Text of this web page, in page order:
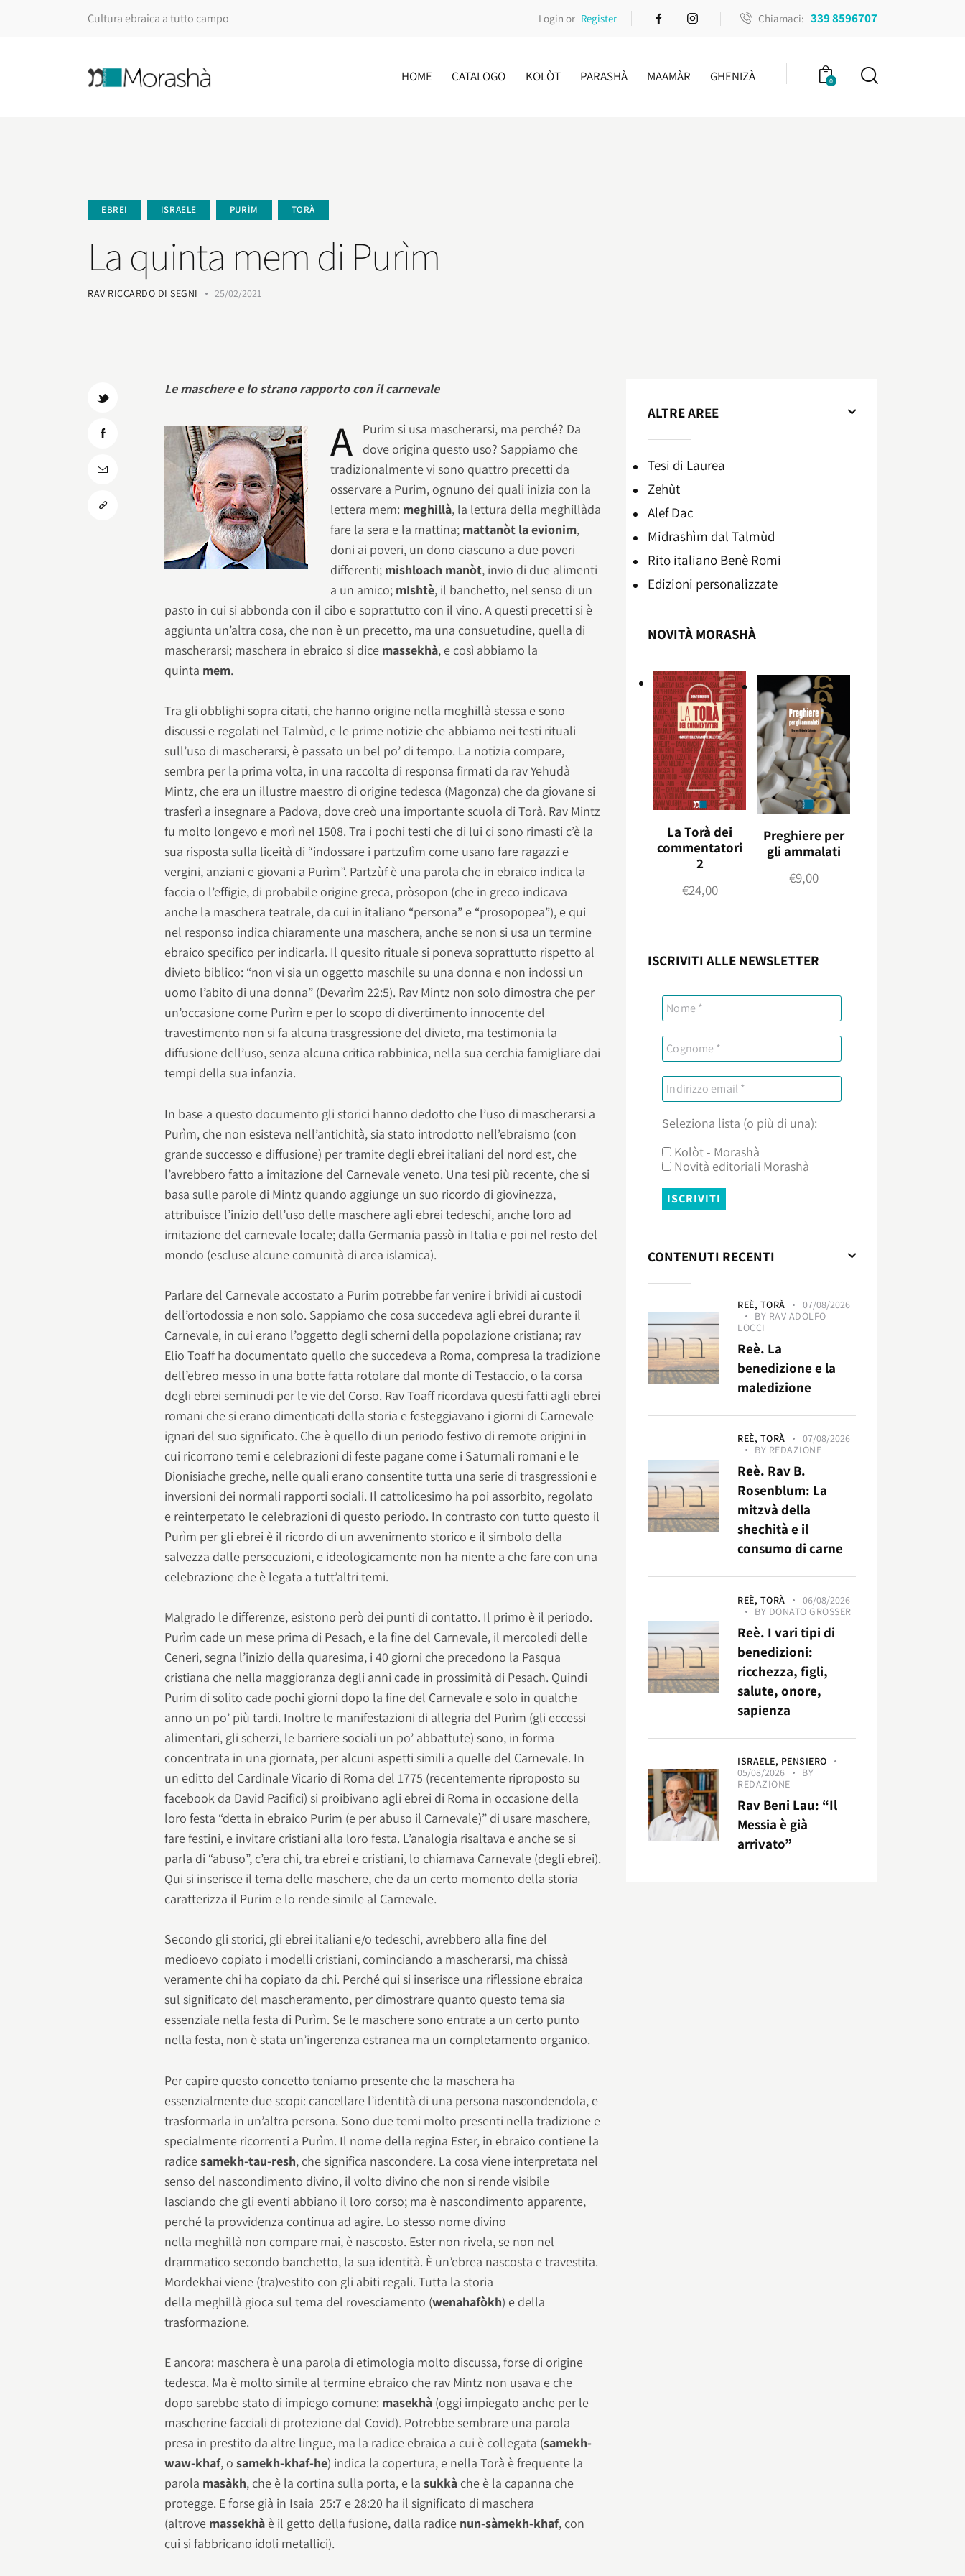
Cultura ebraica a tutto campo Login or Register Chiamaci: 339 8596707
HOME CATALOGO KOLÒT PARASHÀ MAAMÀR GHENIZÀ 0
EBREI ISRAELE PURÌM TORÀ
La quinta mem di Purìm
RAV RICCARDO DI SEGNI 25/02/2021
Le maschere e lo strano rapporto con il carnevale
A
Purim si usa mascherarsi, ma perché? Da
dove origina questo uso? Sappiamo che
tradizionalmente vi sono quattro precetti da
osservare a Purim, ognuno dei quali inizia con la
lettera mem: meghillà, la lettura della meghillàda
fare la sera e la mattina; mattanòt la evionim,
doni ai poveri, un dono ciascuno a due poveri
differenti; mishloach manòt, invio di due alimenti
a un amico; mIshtè, il banchetto, nel senso di un
pasto in cui si abbonda con il cibo e soprattutto con il vino. A questi precetti si è
aggiunta un’altra cosa, che non è un precetto, ma una consuetudine, quella di
mascherarsi; maschera in ebraico si dice massekhà, e così abbiamo la
quinta mem.
Tra gli obblighi sopra citati, che hanno origine nella meghillà stessa e sono
discussi e regolati nel Talmùd, e le prime notizie che abbiamo nei testi rituali
sull’uso di mascherarsi, è passato un bel po’ di tempo. La notizia compare,
sembra per la prima volta, in una raccolta di responsa firmati da rav Yehudà
Mintz, che era un illustre maestro di origine tedesca (Magonza) che da giovane si
trasferì a insegnare a Padova, dove creò una importante scuola di Torà. Rav Mintz
fu molto longevo e morì nel 1508. Tra i pochi testi che di lui ci sono rimasti c’è la
sua risposta sulla liceità di “indossare i partzufìm come usano fare ragazzi e
vergini, anziani e giovani a Purìm”. Partzùf è una parola che in ebraico indica la
faccia o l’effigie, di probabile origine greca, pròsopon (che in greco indicava
anche la maschera teatrale, da cui in italiano “persona” e “prosopopea”), e qui
nel responso indica chiaramente una maschera, anche se non si usa un termine
ebraico specifico per indicarla. Il quesito rituale si poneva soprattutto rispetto al
divieto biblico: “non vi sia un oggetto maschile su una donna e non indossi un
uomo l’abito di una donna” (Devarìm 22:5). Rav Mintz non solo dimostra che per
un’occasione come Purìm e per lo scopo di divertimento innocente del
travestimento non si fa alcuna trasgressione del divieto, ma testimonia la
diffusione dell’uso, senza alcuna critica rabbinica, nella sua cerchia famigliare dai
tempi della sua infanzia.
In base a questo documento gli storici hanno dedotto che l’uso di mascherarsi a
Purìm, che non esisteva nell’antichità, sia stato introdotto nell’ebraismo (con
grande successo e diffusione) per tramite degli ebrei italiani del nord est, che
l’avrebbero fatto a imitazione del Carnevale veneto. Una tesi più recente, che si
basa sulle parole di Mintz quando aggiunge un suo ricordo di giovinezza,
attribuisce l’inizio dell’uso delle maschere agli ebrei tedeschi, anche loro ad
imitazione del carnevale locale; dalla Germania passò in Italia e poi nel resto del
mondo (escluse alcune comunità di area islamica).
Parlare del Carnevale accostato a Purim potrebbe far venire i brividi ai custodi
dell’ortodossia e non solo. Sappiamo che cosa succedeva agli ebrei durante il
Carnevale, in cui erano l’oggetto degli scherni della popolazione cristiana; rav
Elio Toaff ha documentato quello che succedeva a Roma, compresa la tradizione
dell’ebreo messo in una botte fatta rotolare dal monte di Testaccio, o la corsa
degli ebrei seminudi per le vie del Corso. Rav Toaff ricordava questi fatti agli ebrei
romani che si erano dimenticati della storia e festeggiavano i giorni di Carnevale
ignari del suo significato. Che è quello di un periodo festivo di remote origini in
cui ricorrono temi e celebrazioni di feste pagane come i Saturnali romani e le
Dionisiache greche, nelle quali erano consentite tutta una serie di trasgressioni e
inversioni dei normali rapporti sociali. Il cattolicesimo ha poi assorbito, regolato
e reinterpetato le celebrazioni di questo periodo. In contrasto con tutto questo il
Purìm per gli ebrei è il ricordo di un avvenimento storico e il simbolo della
salvezza dalle persecuzioni, e ideologicamente non ha niente a che fare con una
celebrazione che è legata a tutt’altri temi.
Malgrado le differenze, esistono però dei punti di contatto. Il primo è il periodo.
Purìm cade un mese prima di Pesach, e la fine del Carnevale, il mercoledi delle
Ceneri, segna l’inizio della quaresima, i 40 giorni che precedono la Pasqua
cristiana che nella maggioranza degli anni cade in prossimità di Pesach. Quindi
Purim di solito cade pochi giorni dopo la fine del Carnevale e solo in qualche
anno un po’ più tardi. Inoltre le manifestazioni di allegria del Purìm (gli eccessi
alimentari, gli scherzi, le barriere sociali un po’ abbattute) sono, in forma
concentrata in una giornata, per alcuni aspetti simili a quelle del Carnevale. In
un editto del Cardinale Vicario di Roma del 1775 (recentemente riproposto su
facebook da David Pacifici) si proibivano agli ebrei di Roma in occasione della
loro festa “detta in ebraico Purim (e per abuso il Carnevale)” di usare maschere,
fare festini, e invitare cristiani alla loro festa. L’analogia risaltava e anche se si
parla di “abuso”, c’era chi, tra ebrei e cristiani, lo chiamava Carnevale (degli ebrei).
Qui si inserisce il tema delle maschere, che da un certo momento della storia
caratterizza il Purim e lo rende simile al Carnevale.
Secondo gli storici, gli ebrei italiani e/o tedeschi, avrebbero alla fine del
medioevo copiato i modelli cristiani, cominciando a mascherarsi, ma chissà
veramente chi ha copiato da chi. Perché qui si inserisce una riflessione ebraica
sul significato del mascheramento, per dimostrare quanto questo tema sia
essenziale nella festa di Purìm. Se le maschere sono entrate a un certo punto
nella festa, non è stata un’ingerenza estranea ma un completamento organico.
Per capire questo concetto teniamo presente che la maschera ha
essenzialmente due scopi: cancellare l’identità di una persona nascondendola, e
trasformarla in un’altra persona. Sono due temi molto presenti nella tradizione e
specialmente ricorrenti a Purìm. Il nome della regina Ester, in ebraico contiene la
radicesamekh-tau-resh, che significa nascondere. La cosa viene interpretata nel
senso del nascondimento divino, il volto divino che non si rende visibile
lasciando che gli eventi abbiano il loro corso; ma è nascondimento apparente,
perché la provvidenza continua ad agire. Lo stesso nome divino
nella meghillà non compare mai, è nascosto. Ester non rivela, se non nel
drammatico secondo banchetto, la sua identità. È un’ebrea nascosta e travestita.
Mordekhai viene (tra)vestito con gli abiti regali. Tutta la storia
della meghillà gioca sul tema del rovesciamento (wenahafòkh) e della
trasformazione.
E ancora: maschera è una parola di etimologia molto discussa, forse di origine
tedesca. Ma è molto simile al termine ebraico che rav Mintz non usava e che
dopo sarebbe stato di impiego comune: masekhà (oggi impiegato anche per le
mascherine facciali di protezione dal Covid). Potrebbe sembrare una parola
presa in prestito da altre lingue, ma la radice ebraica a cui è collegata (samekh-
waw-khaf, osamekh-khaf-he) indica la copertura, e nella Torà è frequente la
parola masàkh, che è la cortina sulla porta, e lasukkà che è la capanna che
protegge. E forse già in Isaia 25:7 e 28:20 ha il significato di maschera
(altrove massekhà è il getto della fusione, dalla radice nun-sàmekh-khaf, con
cui si fabbricano idoli metallici).
ALTRE AREE
Tesi di Laurea
Zehùt
Alef Dac
Midrashìm dal Talmùd
Rito italiano Benè Romi​
Edizioni personalizzate
NOVITÀ MORASHÀ
La Torà dei
commentatori
2
€24,00
Preghiere per
gli ammalati
€9,00
ISCRIVITI ALLE NEWSLETTER
Seleziona lista (o più di una):
Kolòt - Morashà
Novità editoriali Morashà
CONTENUTI RECENTI
REÈ, TORÀ
07/08/2026
BY RAV ADOLFO
LOCCI
Reè. La
benedizione e la
maledizione
REÈ, TORÀ
07/08/2026
BY REDAZIONE
Reè. Rav B.
Rosenblum: La
mitzvà della
shechità e il
consumo di carne
REÈ, TORÀ
06/08/2026
BY DONATO GROSSER
Reè. I vari tipi di
benedizioni:
ricchezza, figli,
salute, onore,
sapienza
ISRAELE, PENSIERO
05/08/2026
BY
REDAZIONE
Rav Beni Lau: “Il
Messia è già
arrivato”